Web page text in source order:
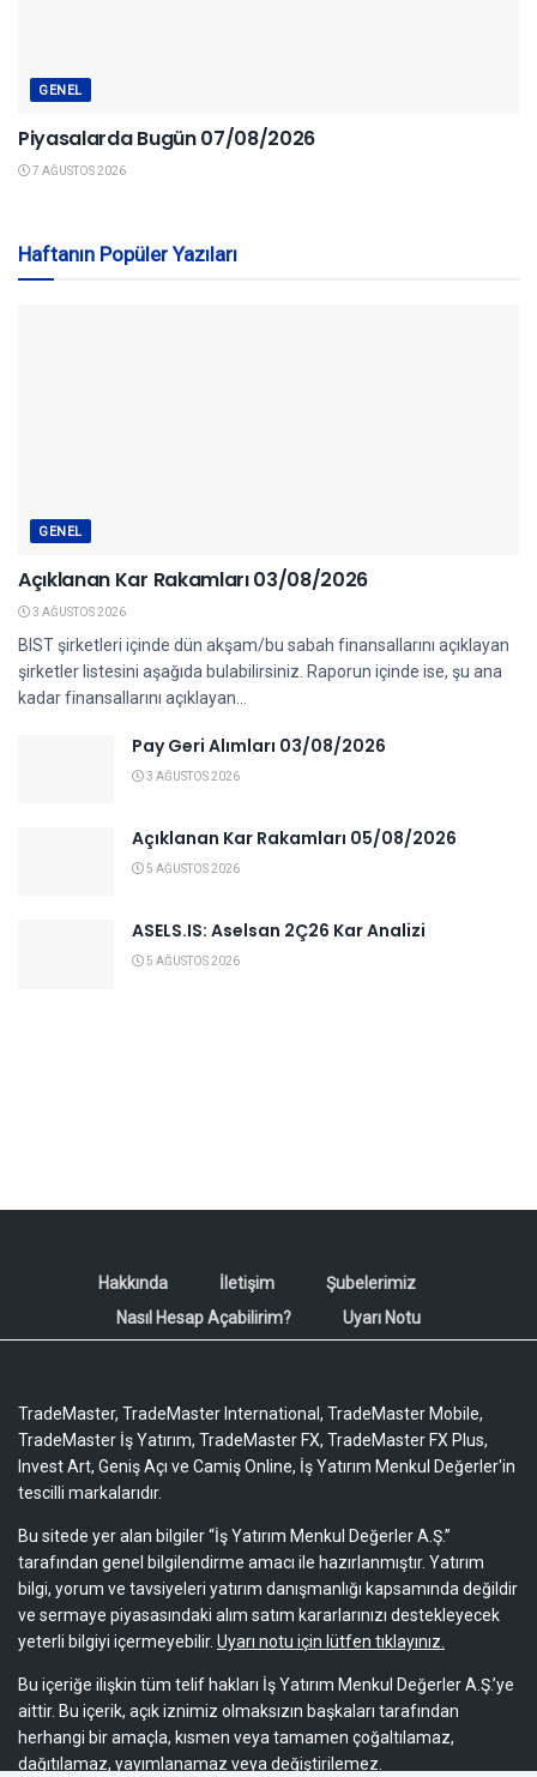
GENEL
Piyasalarda Bugün 07/08/2026
7 AĞUSTOS 2026
Haftanın Popüler Yazıları
GENEL
Açıklanan Kar Rakamları 03/08/2026
3 AĞUSTOS 2026
BIST şirketleri içinde dün akşam/bu sabah finansallarını açıklayan
şirketler listesini aşağıda bulabilirsiniz. Raporun içinde ise, şu ana
kadar finansallarını açıklayan...
Pay Geri Alımları 03/08/2026
3 AĞUSTOS 2026
Açıklanan Kar Rakamları 05/08/2026
5 AĞUSTOS 2026
ASELS.IS: Aselsan 2Ç26 Kar Analizi
5 AĞUSTOS 2026
Hakkında İletişim
Şubelerimiz
Nasıl Hesap Açabilirim?
Uyarı Notu
TradeMaster, TradeMaster International, TradeMaster Mobile,
TradeMaster İş Yatırım, TradeMaster FX, TradeMaster FX Plus,
Invest Art, Geniş Açı ve Camiş Online, İş Yatırım Menkul Değerler'in
tescilli markalarıdır.
Bu sitede yer alan bilgiler “İş Yatırım Menkul Değerler A.Ş.”
tarafından genel bilgilendirme amacı ile hazırlanmıştır. Yatırım
bilgi, yorum ve tavsiyeleri yatırım danışmanlığı kapsamında değildir
ve sermaye piyasasındaki alım satım kararlarınızı destekleyecek
yeterli bilgiyi içermeyebilir. Uyarı notu için lütfen tıklayınız.
Bu içeriğe ilişkin tüm telif hakları İş Yatırım Menkul Değerler A.Ş.’ye
aittir. Bu içerik, açık iznimiz olmaksızın başkaları tarafından
herhangi bir amaçla, kısmen veya tamamen çoğaltılamaz,
dağıtılamaz, yayımlanamaz veya değiştirilemez.